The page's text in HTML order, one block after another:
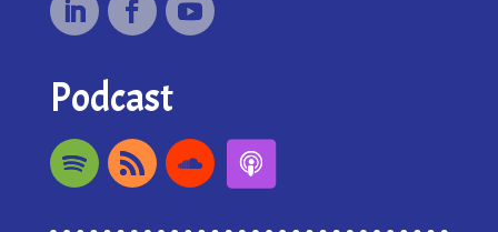
Podcast